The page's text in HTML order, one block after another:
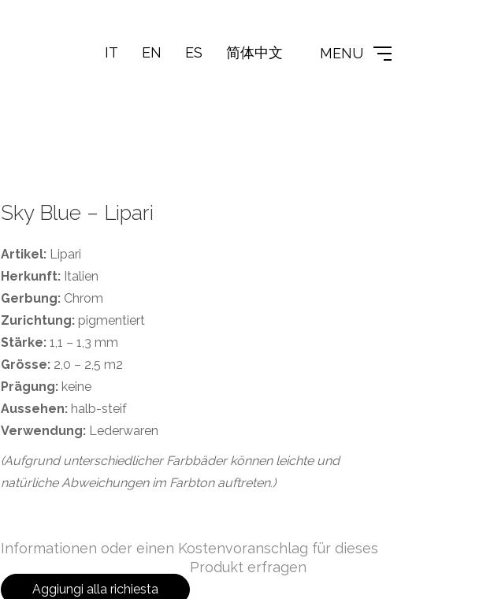
IT EN ES 简体中文 MENU
Sky Blue – Lipari
Artikel: Lipari
Herkunft: Italien
Gerbung: Chrom
Zurichtung: pigmentiert
Stärke: 1,1 – 1,3 mm
Grösse: 2,0 – 2,5 m2
Prägung: keine
Aussehen: halb-steif
Verwendung: Lederwaren
(Aufgrund unterschiedlicher Farbbäder können leichte und
natürliche Abweichungen im Farbton auftreten.)
Informationen oder einen Kostenvoranschlag für dieses
Produkt erfragen
Aggiungi alla richiesta